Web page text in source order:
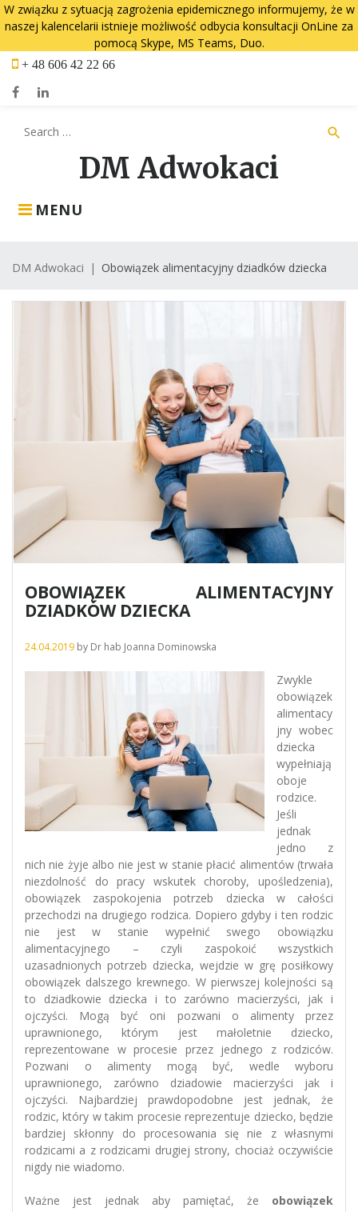
W związku z sytuacją zagrożenia epidemicznego informujemy, że w
naszej kalencelarii istnieje możliwość odbycia konsultacji OnLine za
pomocą Skype, MS Teams, Duo.
Skip
content
+ 48 606 42 22 66
DM Adwokaci
MENU
Search
search
DM Adwokaci | Obowiązek alimentacyjny dziadków dziecka
OBOWIĄZEK ALIMENTACYJNY
DZIADKÓW DZIECKA
24.04.2019 by Dr hab Joanna Dominowska
Zwykle
obowiązek
alimentacy
jny wobec
dziecka
wypełniają
oboje
rodzice.
Jeśli
jednak
jedno z
nich nie żyje albo nie jest w stanie płacić alimentów (trwała
niezdolność do pracy wskutek choroby, upośledzenia),
obowiązek zaspokojenia potrzeb dziecka w całości
przechodzi na drugiego rodzica. Dopiero gdyby i ten rodzic
nie jest w stanie wypełnić swego obowiązku
alimentacyjnego – czyli zaspokoić wszystkich
uzasadnionych potrzeb dziecka, wejdzie w grę posiłkowy
obowiązek dalszego krewnego. W pierwszej kolejności są
to dziadkowie dziecka i to zarówno macierzyści, jak i
ojczyści. Mogą być oni pozwani o alimenty przez
uprawnionego, którym jest małoletnie dziecko,
reprezentowane w procesie przez jednego z rodziców.
Pozwani o alimenty mogą być, wedle wyboru
uprawnionego, zarówno dziadowie macierzyści jak i
ojczyści. Najbardziej prawdopodobne jest jednak, że
rodzic, który w takim procesie reprezentuje dziecko, będzie
bardziej skłonny do procesowania się nie z własnymi
rodzicami a z rodzicami drugiej strony, chociaż oczywiście
nigdy nie wiadomo.
Ważne jest jednak aby pamiętać, że obowiązek